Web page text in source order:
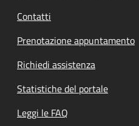
Contatti
Prenotazione appuntamento
Richiedi assistenza
Statistiche del portale
Leggi le FAQ